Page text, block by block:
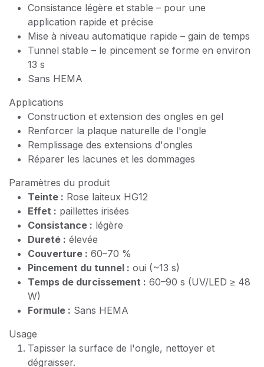
Consistance légère et stable – pour une
application rapide et précise
Mise à niveau automatique rapide – gain de temps
Tunnel stable – le pincement se forme en environ
13 s
Sans HEMA
Applications
Construction et extension des ongles en gel
Renforcer la plaque naturelle de l'ongle
Remplissage des extensions d'ongles
Réparer les lacunes et les dommages
Paramètres du produit
Teinte : Rose laiteux HG12
Effet : paillettes irisées
Consistance : légère
Dureté : élevée
Couverture : 60–70 %
Pincement du tunnel : oui (~13 s)
Temps de durcissement : 60–90 s (UV/LED ≥ 48
W)
Formule : Sans HEMA
Usage
Tapisser la surface de l'ongle, nettoyer et
dégraisser.